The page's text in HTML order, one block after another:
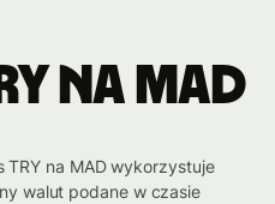
na MAD
na MAD wykorzystuje
walut podane w czasie